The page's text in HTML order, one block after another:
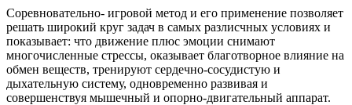
Соревновательно- игровой метод и его применение позволяет
решать широкий круг задач в самых разлисчных условиях и
показывает: что движение плюс эмоции снимают
многочисленные стрессы, оказывает благотворное влияние на
обмен веществ, тренируют сердечно-сосудистую и
дыхательную систему, одновременно развивая и
совершенствуя мышечный и опорно-двигательный аппарат.